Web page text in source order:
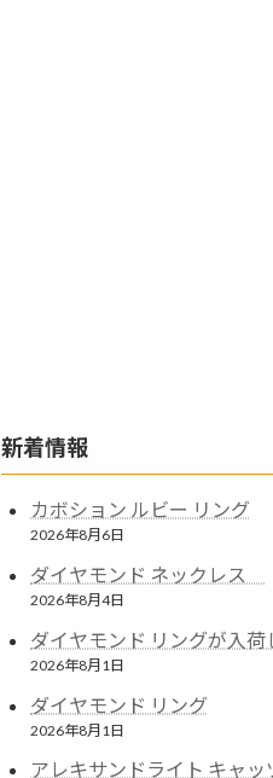
新着情報
カボション ルビー リング
2026年8月6日
ダイヤモンド ネックレス
2026年8月4日
ダイヤモンド リングが入荷
2026年8月1日
ダイヤモンド リング
2026年8月1日
アレキサンドライト キャッ